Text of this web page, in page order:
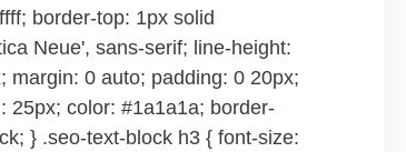
border-top: 1px solid
Neue', sans-serif; line-height:
margin: 0 auto; padding: 0 20px;
25px; color: #1a1a1a; border-
} .seo-text-block h3 { font-size: